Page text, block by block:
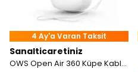
4 Ay'a Varan Taksit
Sanalticaretiniz
OWS Open Air 360 Küpe Kablosuz Kulaklık